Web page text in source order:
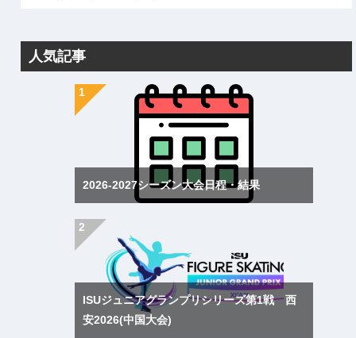
人気記事
2026-2027シーズン大会日程・結果
ISUジュニアグランプリシリーズ第1戦 西
安2026(中国大会)